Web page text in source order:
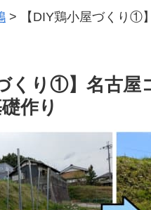
>
【DIY鶏小屋づくり①
くり①】名古
作り